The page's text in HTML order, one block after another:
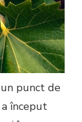
punct de
început